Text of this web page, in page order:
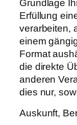
Grundlage
Erfüllung
verarbeiten,
einem
Format
die direkte
anderen
dies nur,
Auskunft,